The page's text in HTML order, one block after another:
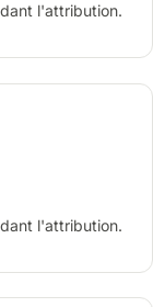
l'attribution.
l'attribution.